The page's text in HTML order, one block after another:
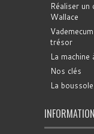
Réaliser
Wallace
trésor
La
Nos clés
La boussole